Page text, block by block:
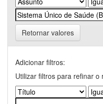
Retornar valores
Adicionar filtros:
Utilizar filtros para refinar o